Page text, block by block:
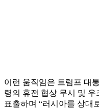
이런 움직임은 트럼프 대
령의 휴전 협상 무시 및
표출하며 “러시아를 상대